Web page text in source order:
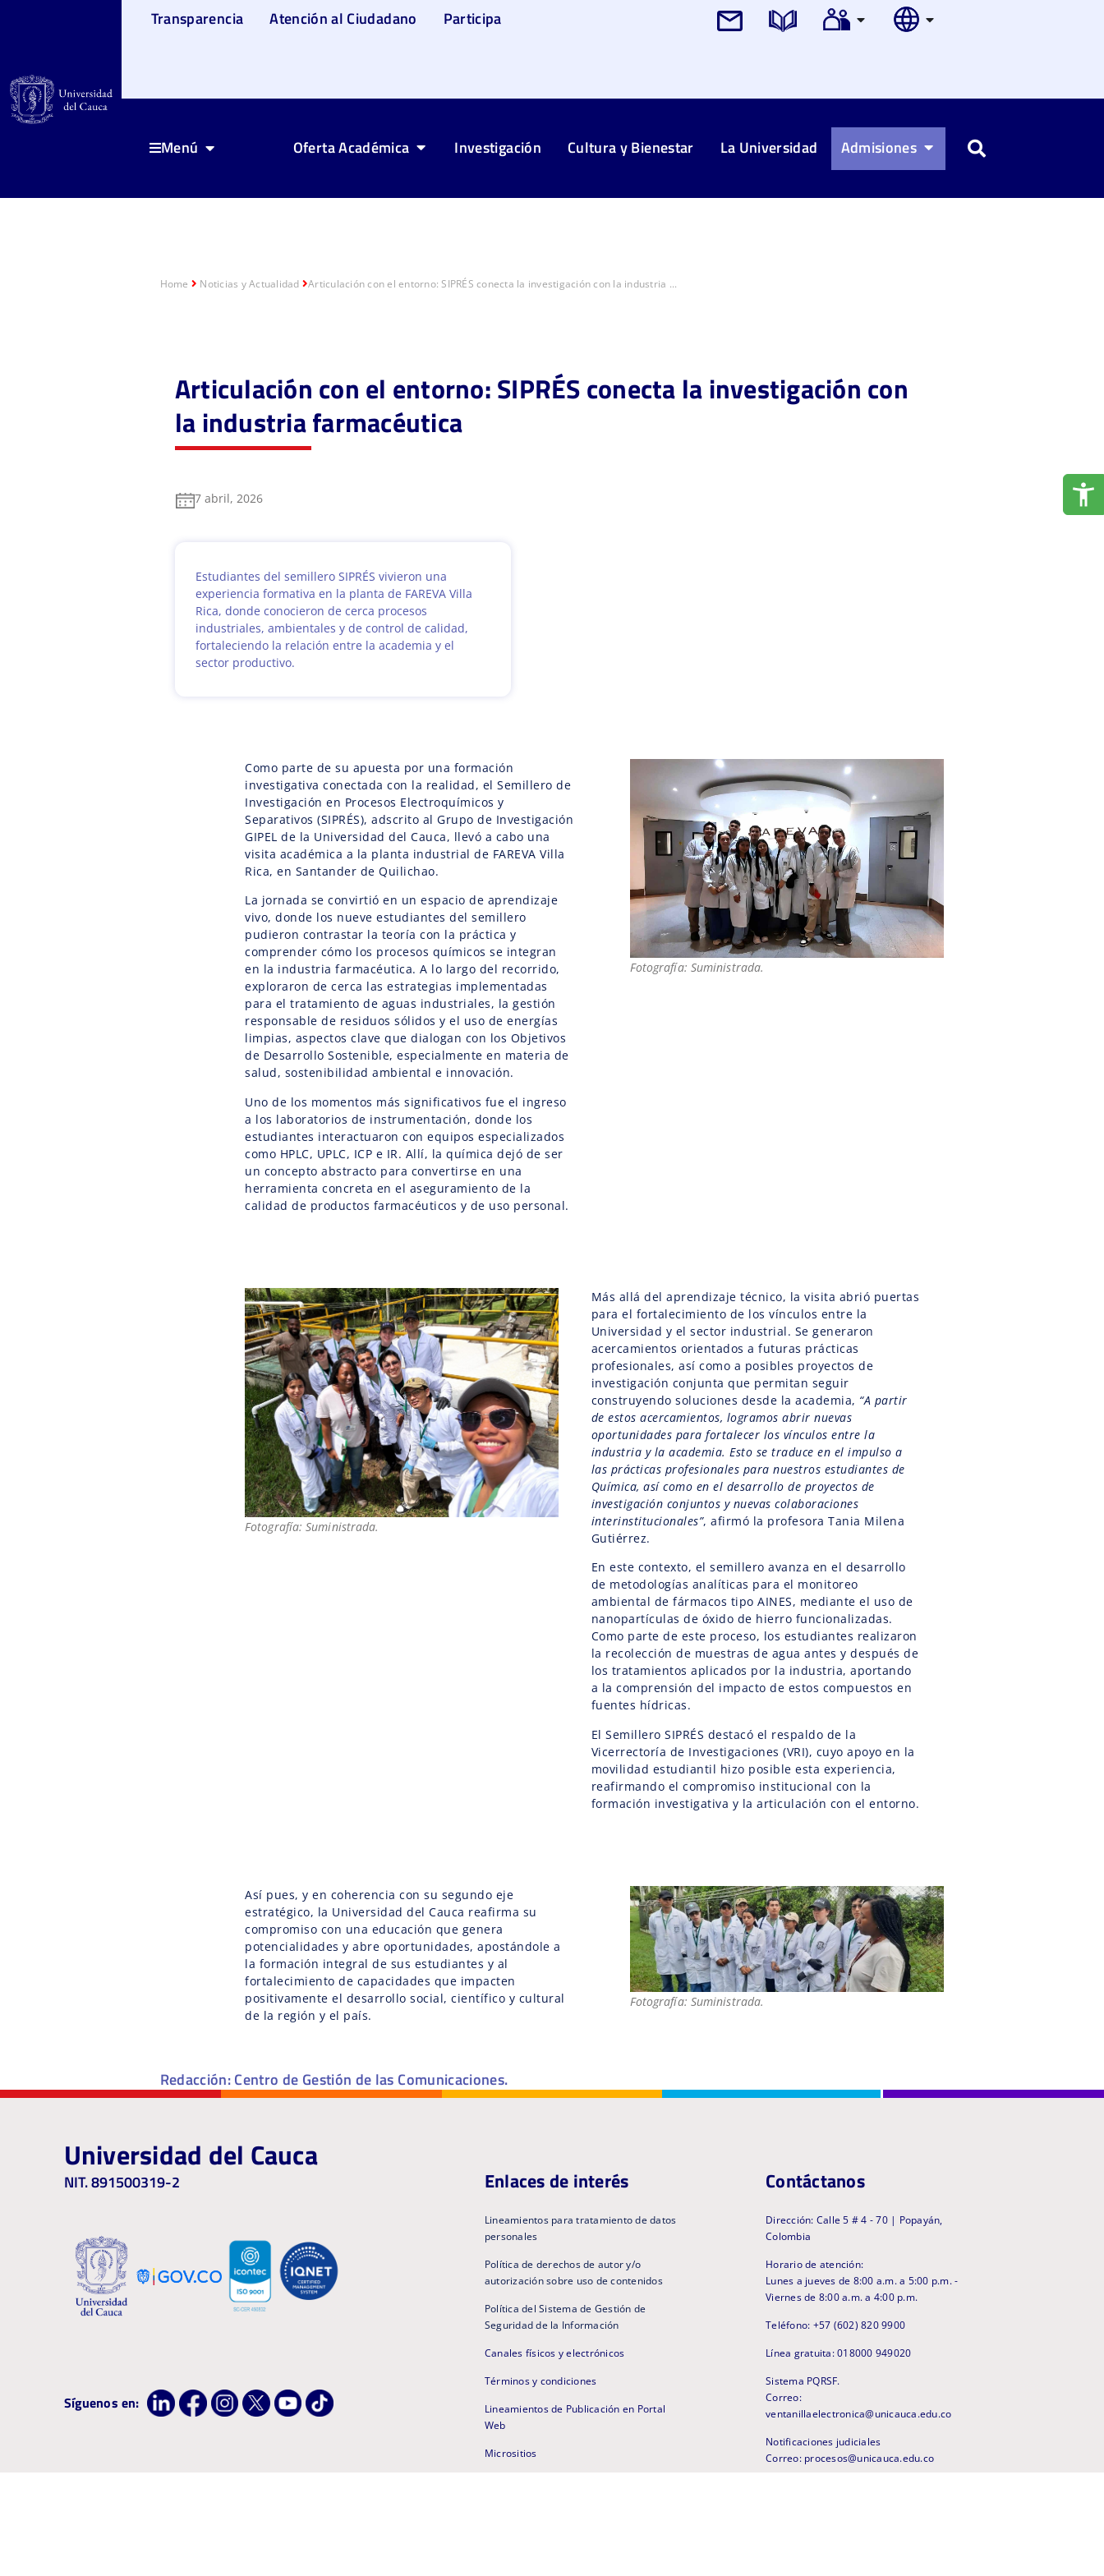
Transparencia Atención al Ciudadano Participa
Menú Oferta Académica Investigación Cultura y Bienestar La Universidad Admisiones Buscar
Home Noticias y Actualidad Articulación con el entorno: SIPRÉS conecta la investigación con la industria ...
Articulación con el entorno: SIPRÉS conecta la investigación con
la industria farmacéutica
7 abril, 2026
Estudiantes del semillero SIPRÉS vivieron una
experiencia formativa en la planta de FAREVA Villa
Rica, donde conocieron de cerca procesos
industriales, ambientales y de control de calidad,
fortaleciendo la relación entre la academia y el
sector productivo.
Como parte de su apuesta por una formación
investigativa conectada con la realidad, el Semillero de
Investigación en Procesos Electroquímicos y
Separativos (SIPRÉS), adscrito al Grupo de Investigación
GIPEL de la Universidad del Cauca, llevó a cabo una
visita académica a la planta industrial de FAREVA Villa
Rica, en Santander de Quilichao.
La jornada se convirtió en un espacio de aprendizaje
vivo, donde los nueve estudiantes del semillero
pudieron contrastar la teoría con la práctica y
comprender cómo los procesos químicos se integran
en la industria farmacéutica. A lo largo del recorrido,
exploraron de cerca las estrategias implementadas
para el tratamiento de aguas industriales, la gestión
responsable de residuos sólidos y el uso de energías
limpias, aspectos clave que dialogan con los Objetivos
de Desarrollo Sostenible, especialmente en materia de
salud, sostenibilidad ambiental e innovación.
Uno de los momentos más significativos fue el ingreso
a los laboratorios de instrumentación, donde los
estudiantes interactuaron con equipos especializados
como HPLC, UPLC, ICP e IR. Allí, la química dejó de ser
un concepto abstracto para convertirse en una
herramienta concreta en el aseguramiento de la
calidad de productos farmacéuticos y de uso personal.
Fotografía: Suministrada.
Fotografía: Suministrada.
Más allá del aprendizaje técnico, la visita abrió puertas
para el fortalecimiento de los vínculos entre la
Universidad y el sector industrial. Se generaron
acercamientos orientados a futuras prácticas
profesionales, así como a posibles proyectos de
investigación conjunta que permitan seguir
construyendo soluciones desde la academia, “A partir
de estos acercamientos, logramos abrir nuevas
oportunidades para fortalecer los vínculos entre la
industria y la academia. Esto se traduce en el impulso a
las prácticas profesionales para nuestros estudiantes de
Química, así como en el desarrollo de proyectos de
investigación conjuntos y nuevas colaboraciones
interinstitucionales”, afirmó la profesora Tania Milena
Gutiérrez.
En este contexto, el semillero avanza en el desarrollo
de metodologías analíticas para el monitoreo
ambiental de fármacos tipo AINES, mediante el uso de
nanopartículas de óxido de hierro funcionalizadas.
Como parte de este proceso, los estudiantes realizaron
la recolección de muestras de agua antes y después de
los tratamientos aplicados por la industria, aportando
a la comprensión del impacto de estos compuestos en
fuentes hídricas.
El Semillero SIPRÉS destacó el respaldo de la
Vicerrectoría de Investigaciones (VRI), cuyo apoyo en la
movilidad estudiantil hizo posible esta experiencia,
reafirmando el compromiso institucional con la
formación investigativa y la articulación con el entorno.
Así pues, y en coherencia con su segundo eje
estratégico, la Universidad del Cauca reafirma su
compromiso con una educación que genera
potencialidades y abre oportunidades, apostándole a
la formación integral de sus estudiantes y al
fortalecimiento de capacidades que impacten
positivamente el desarrollo social, científico y cultural
de la región y el país.
Fotografía: Suministrada.
Redacción: Centro de Gestión de las Comunicaciones.
Universidad del Cauca
NIT. 891500319-2
Síguenos en:
Enlaces de interés
Lineamientos para tratamiento de datos
personales
Política de derechos de autor y/o
autorización sobre uso de contenidos
Política del Sistema de Gestión de
Seguridad de la Información
Canales físicos y electrónicos
Términos y condiciones
Lineamientos de Publicación en Portal
Web
Micrositios
Contáctanos
Dirección: Calle 5 # 4 - 70 | Popayán,
Colombia
Horario de atención:
Lunes a jueves de 8:00 a.m. a 5:00 p.m. -
Viernes de 8:00 a.m. a 4:00 p.m.
Teléfono: +57 (602) 820 9900
Línea gratuita: 018000 949020
Sistema PQRSF.
Correo:
ventanillaelectronica@unicauca.edu.co
Notificaciones judiciales
Correo: procesos@unicauca.edu.co